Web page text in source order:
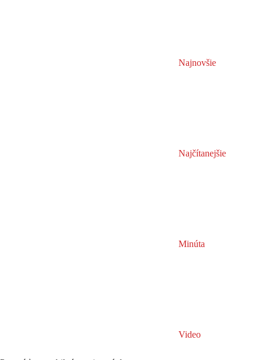
Najnovšie
Najčítanejšie
Minúta
Video